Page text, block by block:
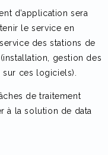
d’application sera
le service en
des stations de
gestion des
ces logiciels).
de traitement
à la solution de data